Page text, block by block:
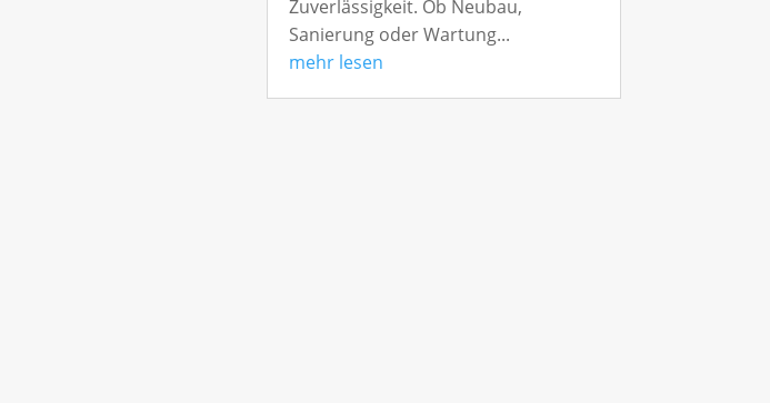
Zuverlässigkeit. Ob Neubau,
Sanierung oder Wartung...
mehr lesen